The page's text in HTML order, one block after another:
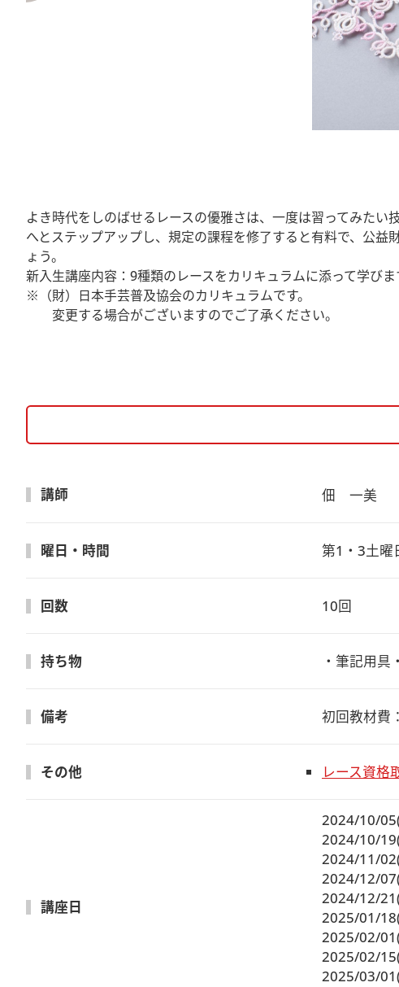
よき時代をしのばせるレースの優雅さは、一度は習ってみた
へとステップアップし、規定の課程を修了すると有料で、公
ょう。
新入生講座内容：9種類のレースをカリキュラムに添って学びま
※（財）日本手芸普及協会のカリキュラムです。
変更する場合がございますのでご了承ください。
講師 佃　一美
曜日・時間 第1・3土曜
回数 10回
持ち物 ・筆記用
備考 初回教材費
その他 レース資
講座日
2024/10/
2024/10/
2024/11/
2024/12/
2024/12/
2025/01/
2025/02/
2025/02/
2025/03/